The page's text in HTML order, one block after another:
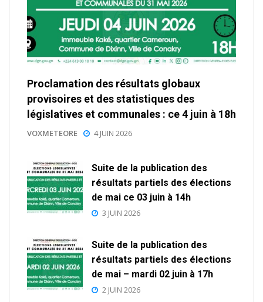
Proclamation des résultats globaux
provisoires et des statistiques des
législatives et communales : ce 4 juin à 18h
VOXMETEORE 4 JUIN 2026
Suite de la publication des
résultats partiels des élections
de mai ce 03 juin à 14h
3 JUIN 2026
Suite de la publication des
résultats partiels des élections
de mai – mardi 02 juin à 17h
2 JUIN 2026